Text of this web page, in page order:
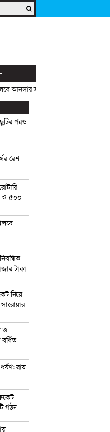
সদস্য: ডিসি মামুন
ছুটির পরও
রেশ
ও ৫০০
টাকা
নিয়ে
ও
রায়
গঠন